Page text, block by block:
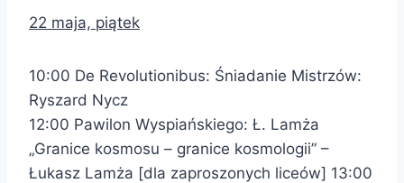
22 maja, piątek
10:00 De Revolutionibus: Śniadanie Mistrzów:
Ryszard Nycz
12:00 Pawilon Wyspiańskiego: Ł. Lamża
„Granice kosmosu – granice kosmologii” –
Łukasz Lamża [dla zaproszonych liceów] 13:00